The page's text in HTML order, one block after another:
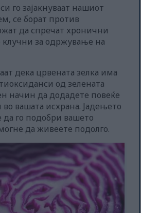
го зајакнуваат нашиот
се борат против
да спречат хронични
клучни за одржување на
дека црвената зелка има
од зелената
начин да додадете повеќе
вашата исхрана. Јадењето
го подобри вашето
да живеете подолго.